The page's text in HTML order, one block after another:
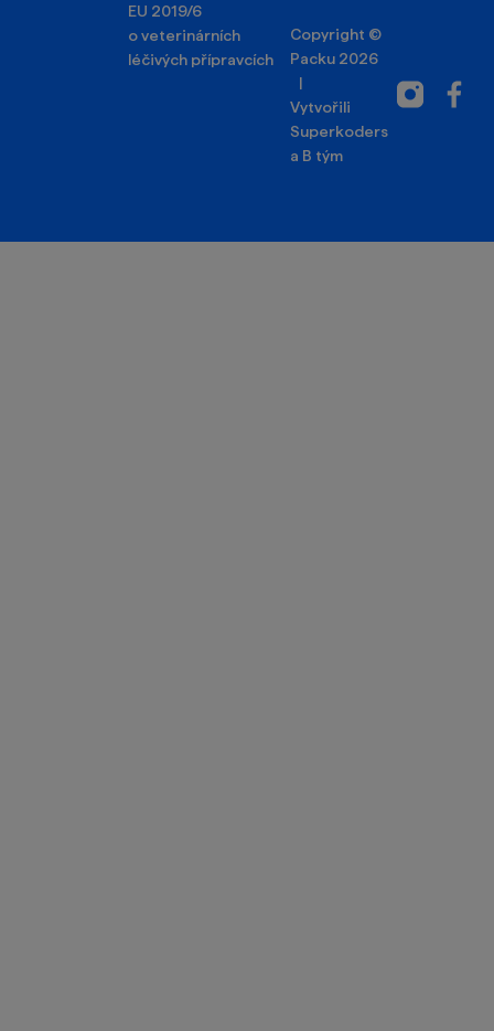
EU 2019/6
o veterinárních
léčivých přípravcích
Copyright ©
Packu 2026
|
Vytvořili
Superkoders
a B tým
Instagram